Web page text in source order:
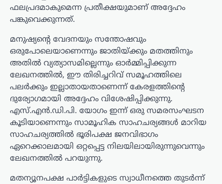
ഫലപ്രദമാകുമെന്ന പ്രതീക്ഷയുമാണ് അദ്ദേഹം
പങ്കുവെക്കുന്നത്.
മനുഷ്യന്റെ വേദനയും സന്തോഷവും
ഒരുപോലെയാണെന്നും ജാതിയ്ക്കും മതത്തിനും
അതിൽ വ്യത്യാസമില്ലെന്നും ഓർമ്മിപ്പിക്കുന്ന
ലേഖനത്തിൽ, ഈ തിരിച്ചറിവ് സമൂഹത്തിലെ
പലർക്കും ഇല്ലാതായതാണെന്ന് കേരളത്തിന്റെ
ദുര്യോഗമായി അദ്ദേഹം വിശേഷിപ്പിക്കുന്നു.
എസ്.എൻ.ഡി.പി. യോഗം ഇന്ന് ഒരു സമരസംഘടന
കൂടിയാണെന്നും സാമൂഹിക സാഹചര്യങ്ങൾ മാറിയ
സാഹചര്യത്തിൽ ഭൂരിപക്ഷ ജനവിഭാഗം
ഏറെക്കാലമായി ഒറ്റപ്പെട്ട നിലയിലായിരുന്നുവെന്നും
ലേഖനത്തിൽ പറയുന്നു.
മതന്യൂനപക്ഷ പാർട്ടികളുടെ സ്വാധീനത്തെ തുടർന്ന്